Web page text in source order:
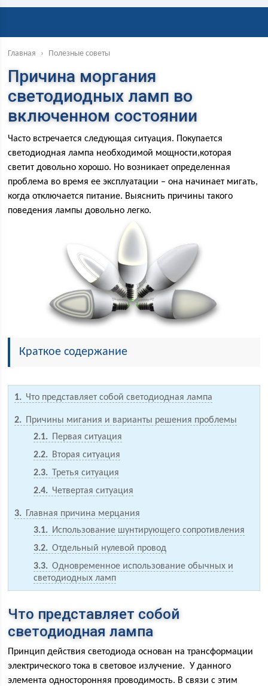
Главная › Полезные советы
Причина моргания
светодиодных ламп во
включенном состоянии
Часто встречается следующая ситуация. Покупается
светодиодная лампа необходимой мощности,которая
светит довольно хорошо. Но возникает определенная
проблема во время ее эксплуатации – она начинает мигать,
когда отключается питание. Выяснить причины такого
поведения лампы довольно легко.
Краткое содержание
1 Что представляет собой светодиодная лампа
2
Причины мигания и варианты решения проблемы
2.1
Первая ситуация
2.2
Вторая ситуация
2.3
Третья ситуация
2.4
Четвертая ситуация
3
Главная причина мерцания
3.1
Использование шунтирующего сопротивления
3.2
Отдельный нулевой провод
3.3
Одновременное использование обычных и
светодиодных ламп
Что представляет собой
светодиодная лампа
Принцип действия светодиода основан на трансформации
электрического тока в световое излучение. У данного
элемента односторонняя проводимость. В связи с этим